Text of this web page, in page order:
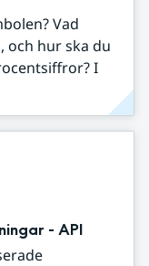
Vad
och hur ska du
I
- API